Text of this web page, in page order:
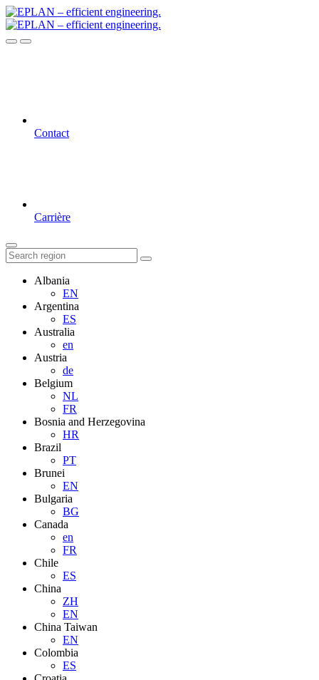
Contact
Carrière
Albania
EN
Argentina
ES
Australia
en
Austria
de
Belgium
NL
FR
Bosnia and Herzegovina
HR
Brazil
PT
Brunei
EN
Bulgaria
BG
Canada
en
FR
Chile
ES
China
ZH
EN
China Taiwan
EN
Colombia
ES